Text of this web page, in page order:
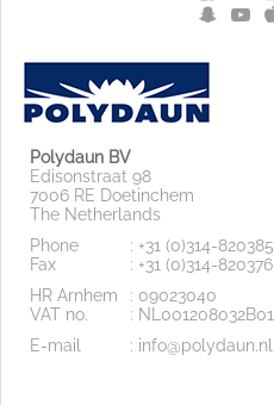
Polydaun BV
Edisonstraat 98
7006 RE Doetinchem
The Netherlands
Phone
Fax
: +31 (0)314-820385
: +31 (0)314-820376
HR Arnhem
VAT no.
: 09023040
: NL001208032B01
E-mail
: info@polydaun.nl